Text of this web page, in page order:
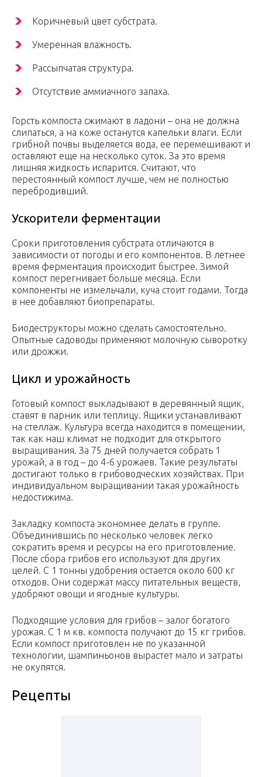
Коричневый цвет субстрата.
Умеренная влажность.
Рассыпчатая структура.
Отсутствие аммиачного запаха.
Горсть компоста сжимают в ладони – она не должна
слипаться, а на коже останутся капельки влаги. Если
грибной почвы выделяется вода, ее перемешивают и
оставляют еще на несколько суток. За это время
лишняя жидкость испарится. Считают, что
перестоянный компост лучше, чем не полностью
перебродивший.
Ускорители ферментации
Сроки приготовления субстрата отличаются в
зависимости от погоды и его компонентов. В летнее
время ферментация происходит быстрее. Зимой
компост перегнивает больше месяца. Если
компоненты не измельчали, куча стоит годами. Тогда
в нее добавляют биопрепараты.
Биодеструкторы можно сделать самостоятельно.
Опытные садоводы применяют молочную сыворотку
или дрожжи.
Цикл и урожайность
Готовый компост выкладывают в деревянный ящик,
ставят в парник или теплицу. Ящики устанавливают
на стеллаж. Культура всегда находится в помещении,
так как наш климат не подходит для открытого
выращивания. За 75 дней получается собрать 1
урожай, а в год – до 4-6 урожаев. Такие результаты
достигают только в грибоводческих хозяйствах. При
индивидуальном выращивании такая урожайность
недостижима.
Закладку компоста экономнее делать в группе.
Объединившись по несколько человек легко
сократить время и ресурсы на его приготовление.
После сбора грибов его используют для других
целей. С 1 тонны удобрения остается около 600 кг
отходов. Они содержат массу питательных веществ,
удобряют овощи и ягодные культуры.
Подходящие условия для грибов – залог богатого
урожая. С 1 м кв. компоста получают до 15 кг грибов.
Если компост приготовлен не по указанной
технологии, шампиньонов вырастет мало и затраты
не окупятся.
Рецепты